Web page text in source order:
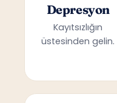
Depresyon
Kayıtsızlığın
üstesinden gelin.